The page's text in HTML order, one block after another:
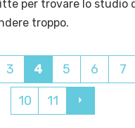
per trovare lo studio
troppo.
3 4 5 6 7
10 11